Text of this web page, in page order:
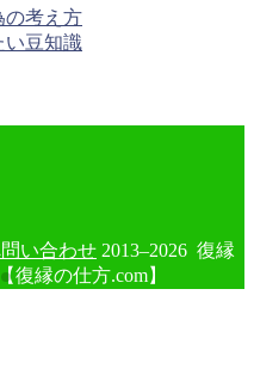
の考え方
い豆知識
い合わせ 2013–2026 復縁
縁の仕方.com】